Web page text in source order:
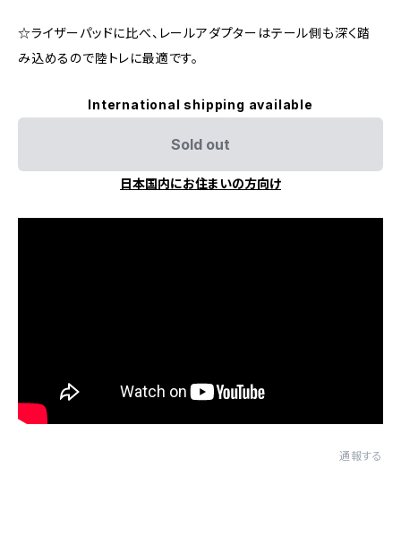
☆ライザーパッドに比べ、レールアダプターはテール側も深く踏
み込めるので陸トレに最適です。
International shipping available
Sold out
日本国内にお住まいの方向け
通報する